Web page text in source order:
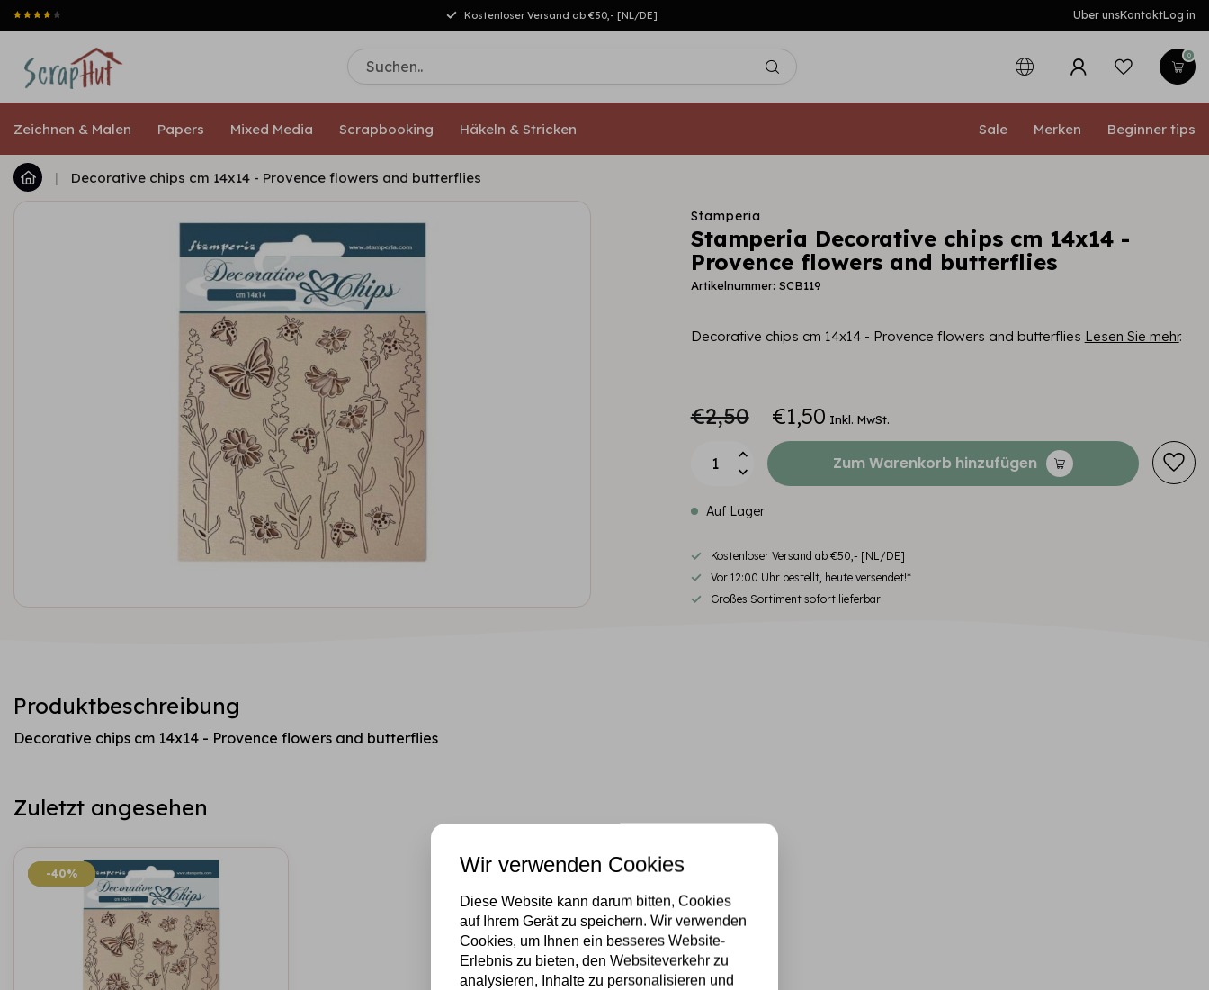
Kostenloser Versand ab €50,- [NL/DE] Uber unsKontaktLog in
0
Zeichnen & Malen Papers Mixed Media Scrapbooking Häkeln & Stricken Sale Merken Beginner tips
| Decorative chips cm 14x14 - Provence flowers and butterflies
Stamperia
Stamperia Decorative chips cm 14x14 -
Provence flowers and butterflies
Artikelnummer: SCB119
Decorative chips cm 14x14 - Provence flowers and butterflies Lesen Sie mehr.
€2,50 €1,50 Inkl. MwSt.
Zum Warenkorb hinzufügen
Auf Lager
Kostenloser Versand ab €50,- [NL/DE]
Vor 12:00 Uhr bestellt, heute versendet!*
Großes Sortiment sofort lieferbar
Produktbeschreibung
Decorative chips cm 14x14 - Provence flowers and butterflies
Zuletzt angesehen
-40%
-40% Wir verwenden Cookies
Diese Website kann darum bitten, Cookies
auf Ihrem Gerät zu speichern. Wir verwenden
Cookies, um Ihnen ein besseres Website-
Erlebnis zu bieten, den Websiteverkehr zu
analysieren, Inhalte zu personalisieren und